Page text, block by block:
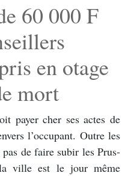
60 000 F
en otage
mort
payer cher ses actes de
l’occupant. Outre les
pas de faire subir les Prus­
ville est le jour même